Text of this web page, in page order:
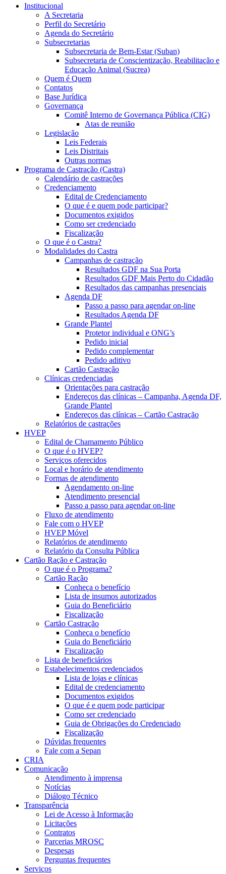
Institucional
A Secretaria
Perfil do Secretário
Agenda do Secretário
Subsecretarias
Subsecretaria de Bem-Estar (Suban)
Subsecretaria de Conscientização, Reabilitação e
Educação Animal (Sucrea)
Quem é Quem
Contatos
Base Jurídica
Governança
Comitê Interno de Governança Pública (CIG)
Atas de reunião
Legislação
Leis Federais
Leis Distritais
Outras normas
Programa de Castração (Castra)
Calendário de castrações
Credenciamento
Edital de Credenciamento
O que é e quem pode participar?
Documentos exigidos
Como ser credenciado
Fiscalização
O que é o Castra?
Modalidades do Castra
Campanhas de castração
Resultados GDF na Sua Porta
Resultados GDF Mais Perto do Cidadão
Resultados das campanhas presenciais
Agenda DF
Passo a passo para agendar on-line
Resultados Agenda DF
Grande Plantel
Protetor individual e ONG’s
Pedido inicial
Pedido complementar
Pedido aditivo
Cartão Castração
Clínicas credenciadas
Orientações para castração
Endereços das clínicas – Campanha, Agenda DF,
Grande Plantel
Endereços das clínicas – Cartão Castração
Relatórios de castrações
HVEP
Edital de Chamamento Público
O que é o HVEP?
Serviços oferecidos
Local e horário de atendimento
Formas de atendimento
Agendamento on-line
Atendimento presencial
Passo a passo para agendar on-line
Fluxo de atendimento
Fale com o HVEP
HVEP Móvel
Relatórios de atendimento
Relatório da Consulta Pública
Cartão Ração e Castração
O que é o Programa?
Cartão Ração
Conheça o benefício
Lista de insumos autorizados
Guia do Beneficiário
Fiscalização
Cartão Castração
Conheça o benefício
Guia do Beneficiário
Fiscalização
Lista de beneficiários
Estabelecimentos credenciados
Lista de lojas e clínicas
Edital de credenciamento
Documentos exigidos
O que é e quem pode participar
Como ser credenciado
Guia de Obrigações do Credenciado
Fiscalização
Dúvidas frequentes
Fale com a Sepan
CRIA
Comunicação
Atendimento à imprensa
Notícias
Diálogo Técnico
Transparência
Lei de Acesso à Informação
Licitações
Contratos
Parcerias MROSC
Despesas
Perguntas frequentes
Serviços